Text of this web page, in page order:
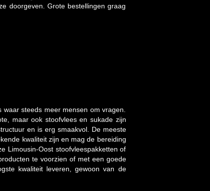
doorgeven. Grote bestellingen graag
steeds meer mensen om vragen.
maar ook stoofvlees en sukade zijn
en is erg smaakvol. De meeste
kwaliteit zijn en mag de bereiding
Limousin-Oost stoofvleespakketten of
te voorzien of met een goede
kwaliteit leveren, gewoon van de